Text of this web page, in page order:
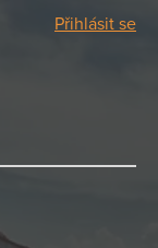
Přihlásit se